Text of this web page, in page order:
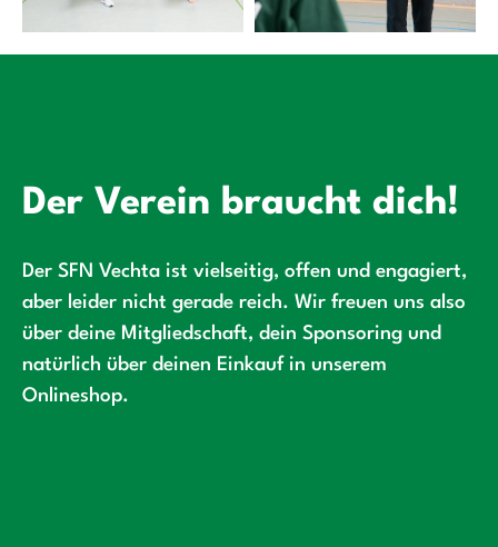
Der Verein braucht dich!
Der SFN Vechta ist vielseitig, offen und engagiert,
aber leider nicht gerade reich. Wir freuen uns also
über deine Mitgliedschaft, dein Sponsoring und
natürlich über deinen Einkauf in unserem
Onlineshop.